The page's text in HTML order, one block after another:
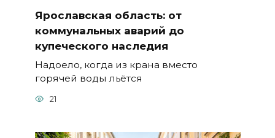
Ярославская область: от
коммунальных аварий до
купеческого наследия
Надоело, когда из крана вместо
горячей воды льётся
21